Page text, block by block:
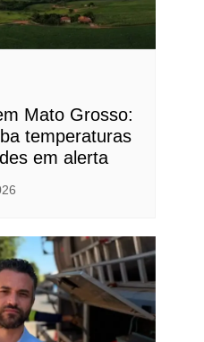
Mato Grosso:
temperaturas
em alerta